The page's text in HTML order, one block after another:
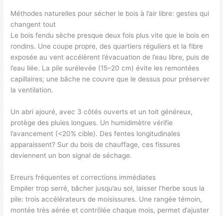
Méthodes naturelles pour sécher le bois à l’air libre: gestes qui
changent tout
Le bois fendu sèche presque deux fois plus vite que le bois en
rondins. Une coupe propre, des quartiers réguliers et la fibre
exposée au vent accélèrent l’évacuation de l’eau libre, puis de
l’eau liée. La pile surélevée (15–20 cm) évite les remontées
capillaires; une bâche ne couvre que le dessus pour préserver
la ventilation.
Un abri ajouré, avec 3 côtés ouverts et un toit généreux,
protège des pluies longues. Un humidimètre vérifie
l’avancement (<20% cible). Des fentes longitudinales
apparaissent? Sur du bois de chauffage, ces fissures
deviennent un bon signal de séchage.
Erreurs fréquentes et corrections immédiates
Empiler trop serré, bâcher jusqu’au sol, laisser l’herbe sous la
pile: trois accélérateurs de moisissures. Une rangée témoin,
montée très aérée et contrôlée chaque mois, permet d’ajuster